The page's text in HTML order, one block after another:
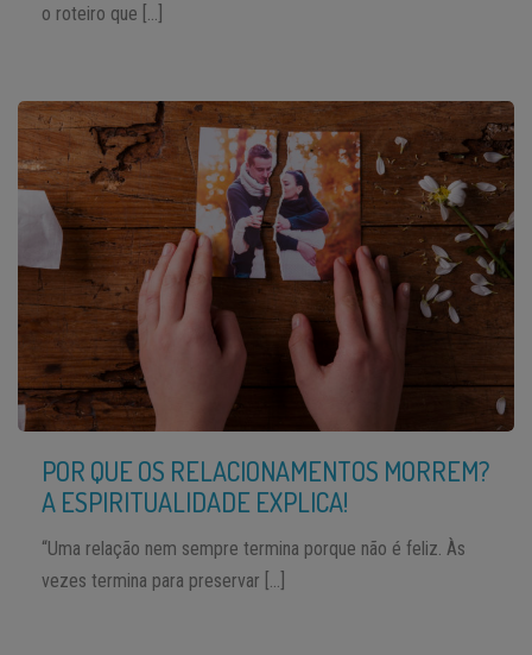
o roteiro que […]
POR QUE OS RELACIONAMENTOS MORREM?
A ESPIRITUALIDADE EXPLICA!
“Uma relação nem sempre termina porque não é feliz. Às
vezes termina para preservar […]